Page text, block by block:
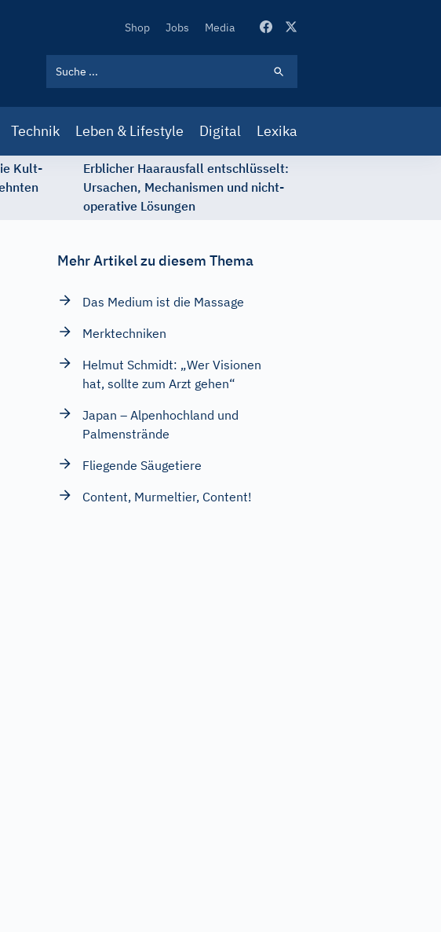
Secondary
Shop Jobs Media
Technik Leben & Lifestyle Digital Lexika
Kult-
Erblicher Haarausfall entschlüsselt:
Ursachen, Mechanismen und nicht-
operative Lösungen
Mehr Artikel zu diesem Thema
Das Medium ist die Massage
Merktechniken
Helmut Schmidt: „Wer Visionen
hat, sollte zum Arzt gehen“
Japan – Alpenhochland und
Palmenstrände
Fliegende Säugetiere
Content, Murmeltier, Content!